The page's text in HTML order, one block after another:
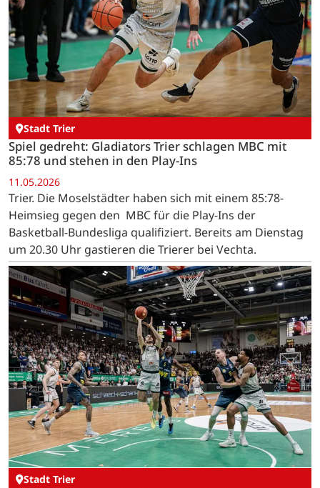
Stadt Trier
Spiel gedreht: Gladiators Trier schlagen MBC mit
85:78 und stehen in den Play-Ins
11.05.2026
Trier. Die Moselstädter haben sich mit einem 85:78-
Heimsieg gegen den MBC für die Play-Ins der
Basketball-Bundesliga qualifiziert. Bereits am Dienstag
um 20.30 Uhr gastieren die Trierer bei Vechta.
Stadt Trier